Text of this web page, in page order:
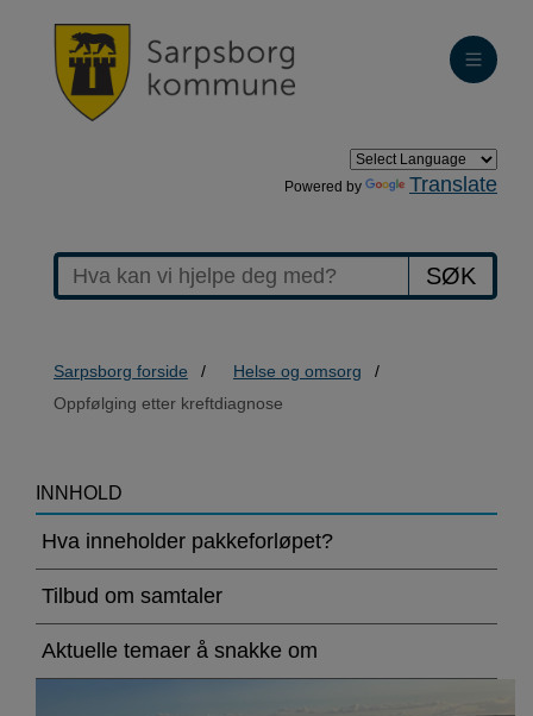
Powered by Translate
SØK
Sarpsborg forside
Helse og omsorg
Oppfølging etter kreftdiagnose
>Oppfølging
etter
kreftdiagnose
INNHOLD
Hva inneholder pakkeforløpet?
Tilbud om samtaler
Aktuelle temaer å snakke om